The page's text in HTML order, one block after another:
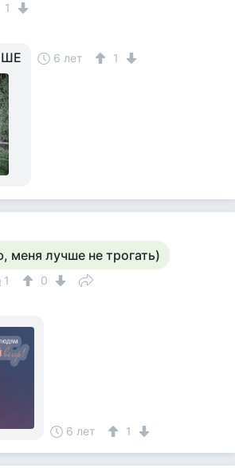
1
6 лет 1
меня лучше не трогать)
1 0
6 лет 1